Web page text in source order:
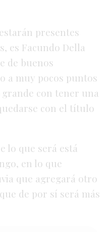
presentes
es Facundo Della
de buenos
a muy pocos puntos
con tener una
con el título
lo que será está
en lo que
que agregará otro
de por sí será más